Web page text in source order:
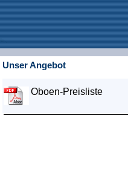
Unser Angebot
Oboen-Preisliste